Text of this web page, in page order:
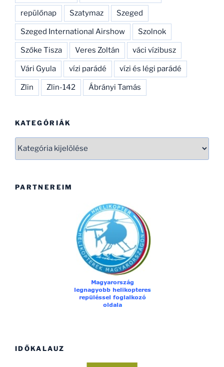
repülőnap Szatymaz Szeged
Szeged International Airshow Szolnok
Szőke Tisza Veres Zoltán váci vízibusz
Vári Gyula vízi parádé vízi és légi parádé
Zlin Zlin-142 Ábrányi Tamás
KATEGÓRIÁK
PARTNEREIM
IDŐKALAUZ